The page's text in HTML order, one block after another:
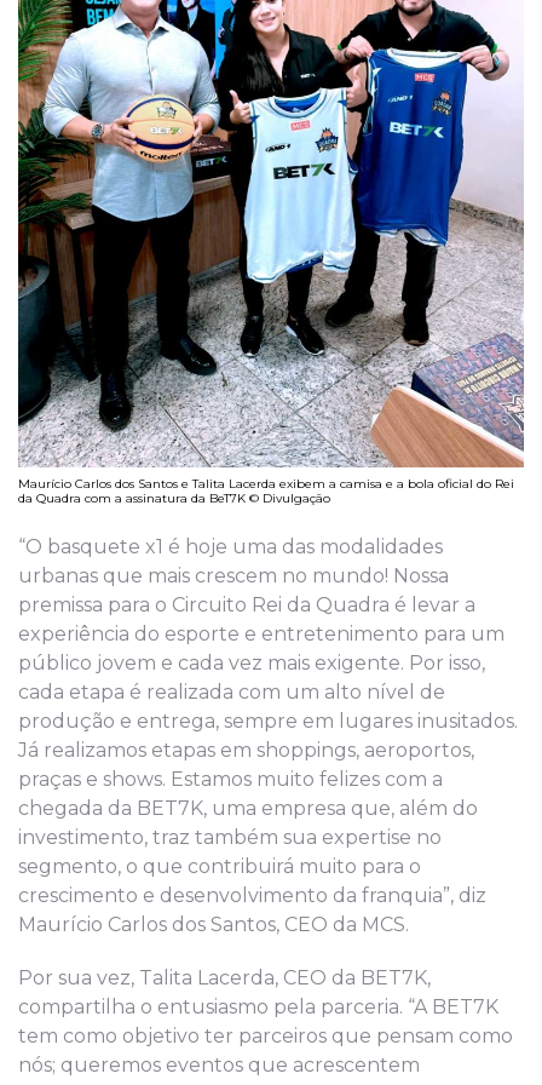
Maurício Carlos dos Santos e Talita Lacerda exibem a camisa e a bola oficial do Rei
da Quadra com a assinatura da BeT7K © Divulgação
“O basquete x1 é hoje uma das modalidades
urbanas que mais crescem no mundo! Nossa
premissa para o Circuito Rei da Quadra é levar a
experiência do esporte e entretenimento para um
público jovem e cada vez mais exigente. Por isso,
cada etapa é realizada com um alto nível de
produção e entrega, sempre em lugares inusitados.
Já realizamos etapas em shoppings, aeroportos,
praças e shows. Estamos muito felizes com a
chegada da BET7K, uma empresa que, além do
investimento, traz também sua expertise no
segmento, o que contribuirá muito para o
crescimento e desenvolvimento da franquia”, diz
Maurício Carlos dos Santos, CEO da MCS.
Por sua vez, Talita Lacerda, CEO da BET7K,
compartilha o entusiasmo pela parceria. “A BET7K
tem como objetivo ter parceiros que pensam como
nós; queremos eventos que acrescentem